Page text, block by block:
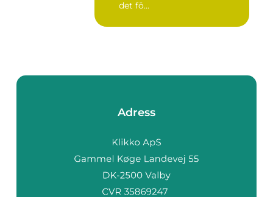
det fö...
Adress